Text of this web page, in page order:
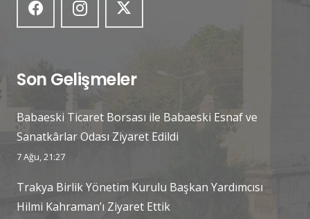
Son Gelişmeler
Babaeski Ticaret Borsası ile Babaeski Esnaf ve
Sanatkârlar Odası Ziyaret Edildi
7 Ağu, 21:27
Trakya Birlik Yönetim Kurulu Başkan Yardımcısı
Hilmi Kahraman’ı Ziyaret Ettik